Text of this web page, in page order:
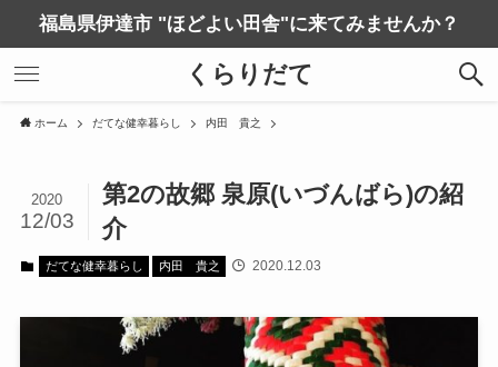
福島県伊達市 "ほどよい田舎"に来てみませんか？
くらりだて
ホーム だてな健幸暮らし 内田 貴之
第2の故郷 泉原(いづんばら)の紹
介
2020
12/03
だてな健幸暮らし 内田 貴之 2020.12.03